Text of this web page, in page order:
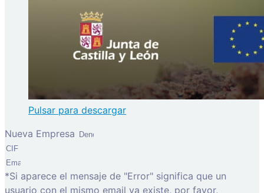
Pulsar para descargar
Nueva Empresa
*Si aparece el mensaje de "Error" significa que un
usuario con el mismo email ya existe, por favor,